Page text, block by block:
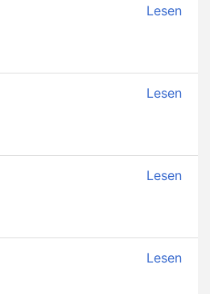
Lesen
Lesen
Lesen
Lesen